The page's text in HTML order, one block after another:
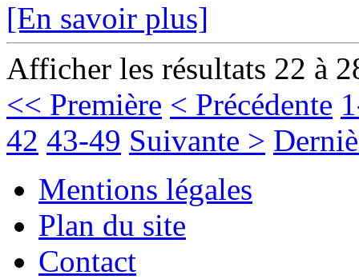
[En savoir plus]
Afficher les résultats 22 à
<< Première < Précédente
42 43-49 Suivante >
Mentions légales
Plan du site
Contact